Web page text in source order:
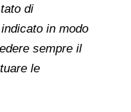
di
in modo
sempre il
le